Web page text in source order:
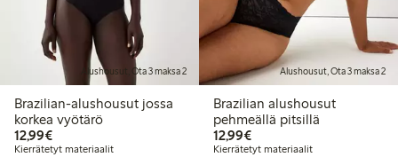
Alushousut, Ota 3 maksa 2
Brazilian-alushousut jossa
korkea vyötärö
12,99€12,99 €
Kierrätetyt materiaalit
Alushousut, Ota 3 maksa 2
Brazilian alushousut
pehmeällä pitsillä
12,99€12,99 €
Kierrätetyt materiaalit